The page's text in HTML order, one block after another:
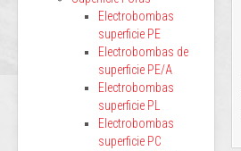
Electrobombas
superficie PE
Electrobombas de
superficie PE/A
Electrobombas
superficie PL
Electrobombas
superficie PC